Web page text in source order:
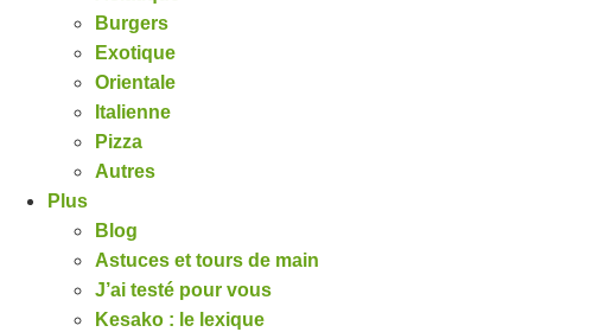
Burgers
Exotique
Orientale
Italienne
Pizza
Autres
Plus
Blog
Astuces et tours de main
J’ai testé pour vous
Kesako : le lexique